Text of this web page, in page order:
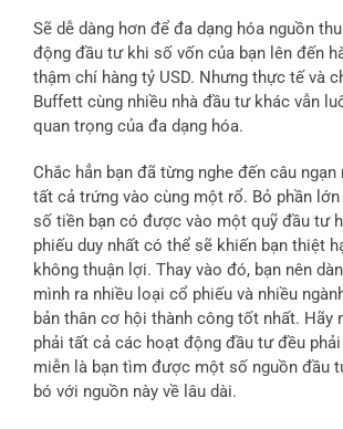
Sẽ dễ dàng hơn để đa dạng hóa nguồn
động đầu tư khi số vốn của bạn lên đến
thậm chí hàng tỷ USD. Nhưng thực tế và
Buffett cùng nhiều nhà đầu tư khác vẫn
quan trọng của đa dạng hóa.
Chắc hẳn bạn đã từng nghe đến câu ngạn
tất cả trứng vào cùng một rổ. Bỏ phần
số tiền bạn có được vào một quỹ đầu tư
phiếu duy nhất có thể sẽ khiến bạn thiệt
không thuận lợi. Thay vào đó, bạn nên
mình ra nhiều loại cổ phiếu và nhiều
bản thân cơ hội thành công tốt nhất. Hãy
phải tất cả các hoạt động đầu tư đều
miễn là bạn tìm được một số nguồn đầu
bó với nguồn này về lâu dài.